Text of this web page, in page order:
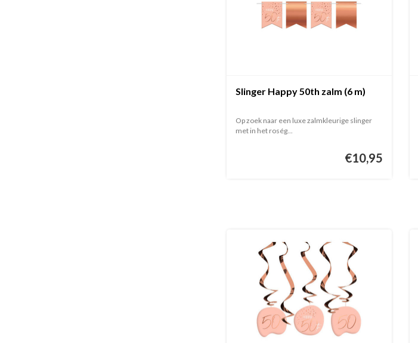
Slinger Happy 50th zalm (6 m)
Op zoek naar een luxe zalmkleurige slinger
met in het roség...
€10,95